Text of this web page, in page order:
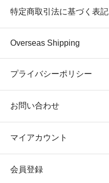
特定商取引法に基づく表記
Overseas Shipping
プライバシーポリシー
お問い合わせ
マイアカウント
会員登録